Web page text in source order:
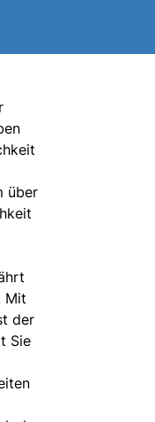
über
Mit
der
Sie